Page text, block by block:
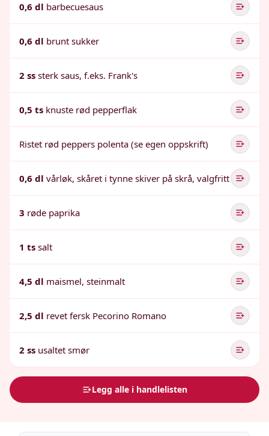
0,6 dl barbecuesaus
0,6 dl brunt sukker
2 ss sterk saus, f.eks. Frank's
0,5 ts knuste rød pepperflak
Ristet rød peppers polenta (se egen oppskrift)
0,6 dl vårløk, skåret i tynne skiver på skrå, valgfritt
3 røde paprika
1 ts salt
4,5 dl maismel, steinmalt
2,5 dl revet fersk Pecorino Romano
2 ss usaltet smør
Legg alle i handlelisten